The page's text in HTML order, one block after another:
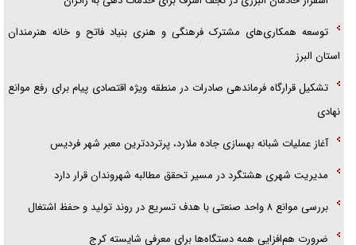
توسعه همکاری‌های مشترک فرهنگی و هنری بنیاد فاتح و خانه هنرمندان
استان البرز
تشکیل قرارگاه فرماندهی صادرات در منطقه ویژه اقتصادی پیام برای رفع موانع
نهادی
آغاز عملیات شبانه بهسازی جاده ملارد، پرترددترین معبر شهر فردیس
مدیریت شهری هشتگرد در مسیر تحقق مطالبه شهروندان قرار دارد
بررسی موانع ۸ واحد صنعتی با هدف تسریع در روند تولید و حفظ اشتغال
ضرورت هم‌افزایی همه دستگاه‌ها برای معرفی شایسته کرج